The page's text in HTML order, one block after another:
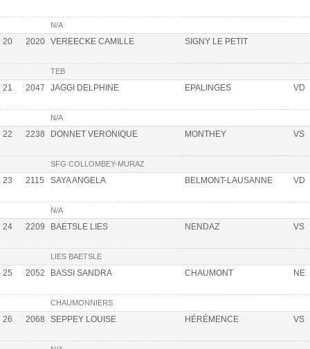
N/A
20 2020 VEREECKE CAMILLE SIGNY LE PETIT
TEB
21 2047 JAGGI DELPHINE EPALINGES VD
N/A
22 2238 DONNET VERONIQUE MONTHEY VS
SFG COLLOMBEY-MURAZ
23 2115 SAYA ANGELA BELMONT-LAUSANNE VD
N/A
24 2209 BAETSLE LIES NENDAZ VS
LIES BAETSLE
25 2052 BASSI SANDRA CHAUMONT NE
CHAUMONNIERS
26 2068 SEPPEY LOUISE HÉRÉMENCE VS